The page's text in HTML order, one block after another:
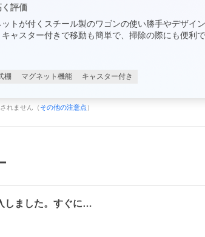
評価
トが付くスチール製のワゴンの使い勝手やデザ
ャスター付きで移動も簡単で、掃除の際にも便利
棚 マグネット機能 キャスター付き
れません（ その他の注意点 ）
しました。すぐに…